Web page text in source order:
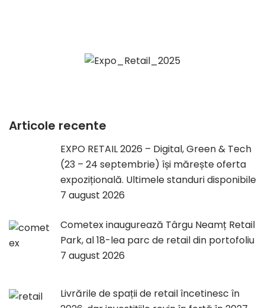
Articole recente
EXPO RETAIL 2026 – Digital, Green & Tech
(23 – 24 septembrie) își mărește oferta
expozițională. Ultimele standuri disponibile
7 august 2026
Cometex inaugurează Târgu Neamț Retail
Park, al 18-lea parc de retail din portofoliu
7 august 2026
Livrările de spații de retail încetinesc în